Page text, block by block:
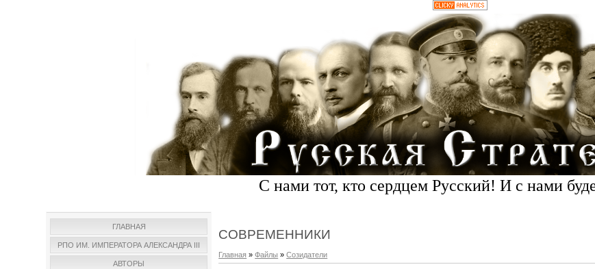
С нами тот, кто сердцем Русский! И с нами
ГЛАВНАЯ
РПО ИМ. ИМПЕРАТОРА АЛЕКСАНДРА III
АВТОРЫ
СОВРЕМЕННИКИ
Главная »Файлы »Созидатели